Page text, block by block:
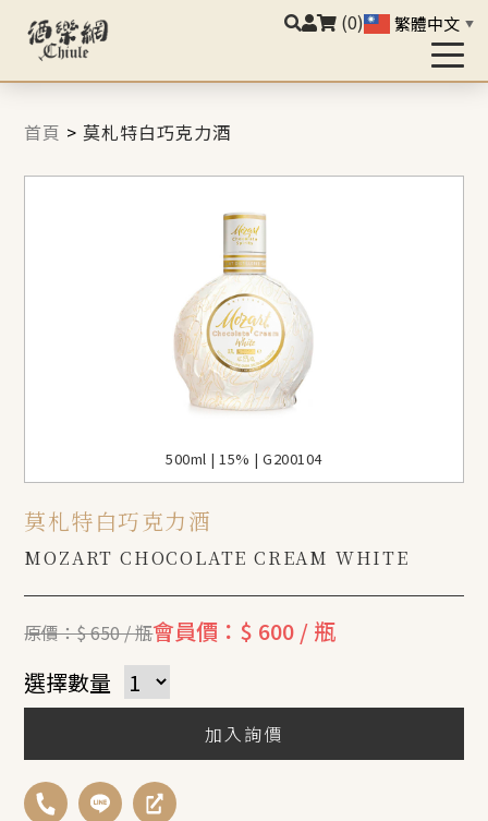
(0) 繁體中文 ▼
首頁 > 莫札特白巧克力酒
500ml | 15% | G200104
莫札特白巧克力酒
MOZART CHOCOLATE CREAM WHITE
原價：$ 650 / 瓶會員價：$ 600 / 瓶
選擇數量
加入詢價